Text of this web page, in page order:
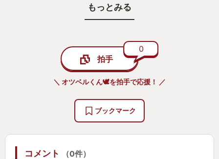
絆、兄弟の絆(と私は解釈している)、仲間との絆。王
道のRPGではないか。さすがドラクエの名前を出す
龍が如く知らない人でも大丈夫。私も知らなかった
から。でもこの作品は間違いなく面白いので、買っ
て損することはないだろう。
もっとみる
拍手
0
＼ オツベルくん🕊️を拍手で応援！ ／
ブックマーク
コメント （0件）